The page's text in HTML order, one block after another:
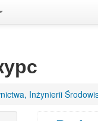
Inżynierii